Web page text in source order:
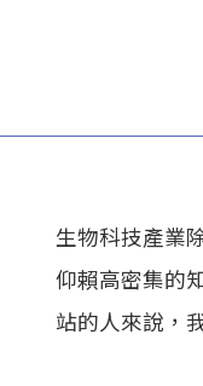
生物科技產業
仰賴高密集的
站的人來說，